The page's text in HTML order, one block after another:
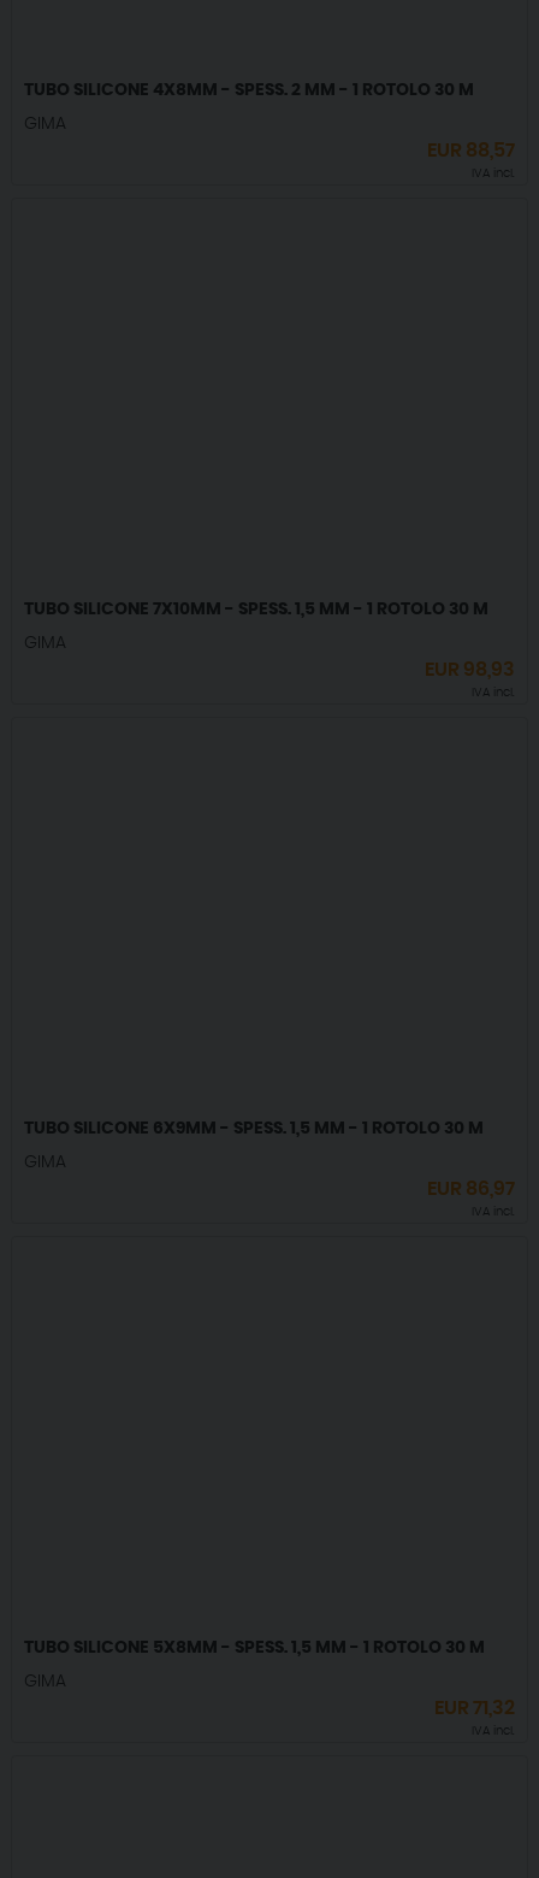
TUBO SILICONE 4X8MM - SPESS. 2 MM - 1 ROTOLO 30 M
GIMA
EUR 88,57
IVA incl.
TUBO SILICONE 7X10MM - SPESS. 1,5 MM - 1 ROTOLO 30 M
GIMA
EUR 98,93
IVA incl.
TUBO SILICONE 6X9MM - SPESS. 1,5 MM - 1 ROTOLO 30 M
GIMA
EUR 86,97
IVA incl.
TUBO SILICONE 5X8MM - SPESS. 1,5 MM - 1 ROTOLO 30 M
GIMA
EUR71,32
IVA incl.